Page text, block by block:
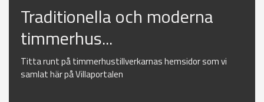
Traditionella och moderna
timmerhus...
Titta runt på timmerhustillverkarnas hemsidor som vi
samlat här på Villaportalen